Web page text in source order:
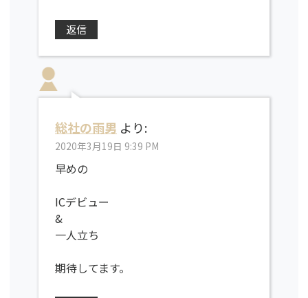
返信
総社の雨男 より:
2020年3月19日 9:39 PM
早めの
ICデビュー
&
一人立ち
期待してます。